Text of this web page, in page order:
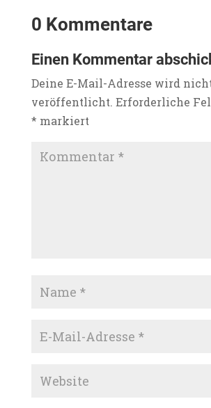
0 Kommentare
Einen Kommentar
Deine E-Mail-Adresse wird
veröffentlicht. Erforderliche
* markiert